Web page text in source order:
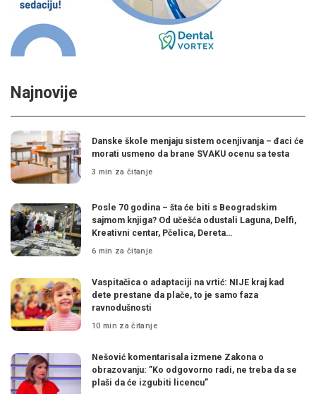
Najnovije
Danske škole menjaju sistem ocenjivanja – đaci će
morati usmeno da brane SVAKU ocenu sa testa
3 min za čitanje
Posle 70 godina – šta će biti s Beogradskim
sajmom knjiga? Od učešća odustali Laguna, Delfi,
Kreativni centar, Pčelica, Dereta…
6 min za čitanje
Vaspitačica o adaptaciji na vrtić: NIJE kraj kad
dete prestane da plače, to je samo faza
ravnodušnosti
10 min za čitanje
Nešović komentarisala izmene Zakona o
obrazovanju: ”Ko odgovorno radi, ne treba da se
plaši da će izgubiti licencu”